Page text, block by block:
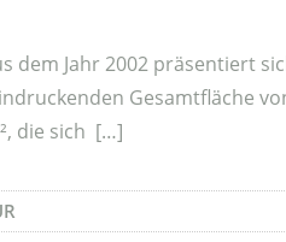
dem Jahr 2002 präsentiert
Gesamtfläche
die sich […]